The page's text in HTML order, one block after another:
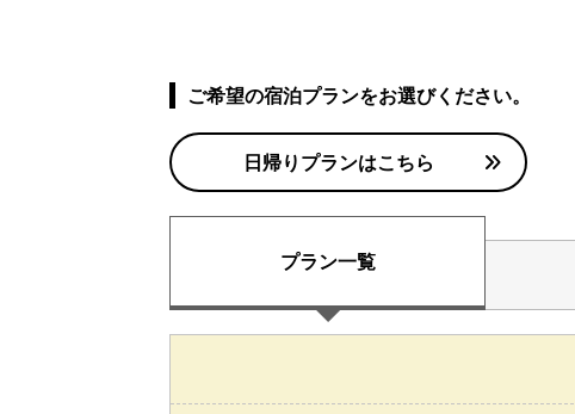
ご希望の宿泊プランをお選びください。
日帰りプランはこちら
プラン一覧